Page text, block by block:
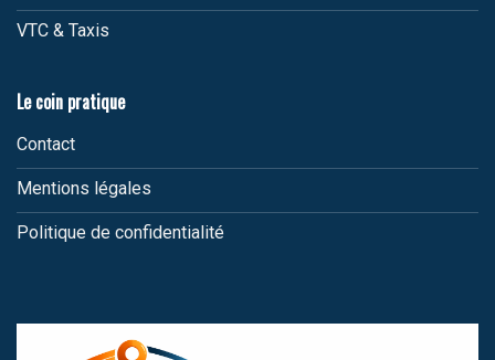
VTC & Taxis
Le coin pratique
Contact
Mentions légales
Politique de confidentialité